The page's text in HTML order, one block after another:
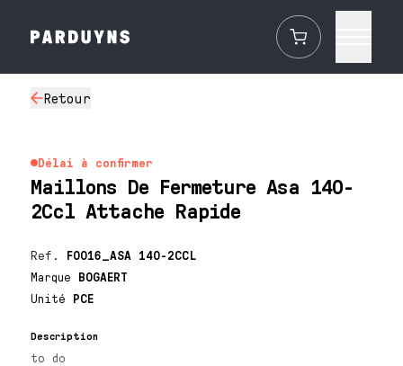
Retour
Délai à confirmer
Maillons De Fermeture Asa 140-
2Ccl Attache Rapide
Ref. F0016_ASA 140-2CCL
Marque BOGAERT
Unité PCE
Description
to do